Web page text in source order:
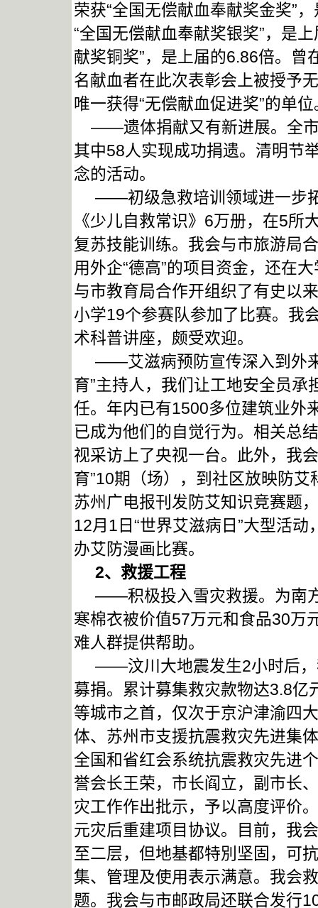
荣获“全国无偿献血奉献奖金奖”
“全国无偿献血奉献奖银奖”，是
献奖铜奖”，是上届的6.86倍。
名献血者在此次表彰会上被授予
唯一获得“无偿献血促进奖”的单
——遗体捐献又有新进展。全市
其中58人实现成功捐遗。清明节
念的活动。
——初级急救培训领域进一步拓
《少儿自救常识》6万册，在5所
复苏技能训练。我会与市旅游局
用外企“德高”的项目资金，还在
与市教育局合作开组织了有史以
小学19个参赛队参加了比赛。我
术科普讲座，颇受欢迎。
——艾滋病预防宣传深入到外来
育”主持人，我们让工地安全员
任。年内已有1500多位建筑业外
已成为他们的自觉行为。相关总
视采访上了央视一台。此外，我
育”10期（场），到社区放映防
苏州广电报刊发防艾知识竞赛题
12月1日“世界艾滋病日”大型活
办艾防漫画比赛。
2、救援工程
——积极投入雪灾救援。为南方
寒棉衣被价值57万元和食品30万
难人群提供帮助。
——汶川大地震发生2小时后，
募捐。累计募集救灾款物达3.8
等城市之首，仅次于京沪津渝四
体、苏州市支援抗震救灾先进集
全国和省红会系统抗震救灾先进
誉会长王荣，市长阎立，副市长
灾工作作出批示，予以高度评价
元灾后重建项目协议。目前，我
至二层，但地基都特別坚固，可
集、管理及使用表示满意。我会
题。我会与市邮政局还联合发行